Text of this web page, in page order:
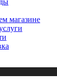
магазине